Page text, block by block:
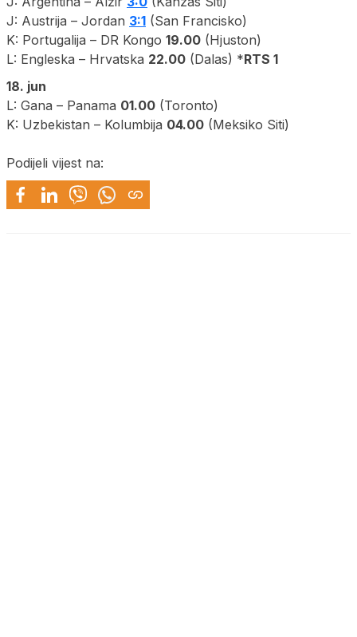
J: Austrija – Jordan 3:1 (San Francisko)
K: Portugalija – DR Kongo 19.00 (Hjuston)
L: Engleska – Hrvatska 22.00 (Dalas) *RTS 1
18. jun
L: Gana – Panama 01.00 (Toronto)
K: Uzbekistan – Kolumbija 04.00 (Meksiko Siti)
Podijeli vijest na: